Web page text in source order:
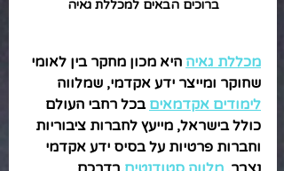
ברוכים הבאים למכללת גאיה
מכללת גאיה היא מכון מחקר בין לאומי
שחוקר ומייצר ידע אקדמי, שמלווה
לימודים אקדמאים בכל רחבי העולם
כולל בישראל, מייעץ לחברות ציבוריות
וחברות פרטיות על בסיס ידע אקדמי